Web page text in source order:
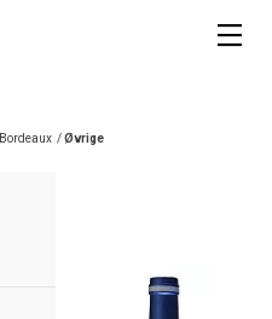
Bordeaux /Øvrige